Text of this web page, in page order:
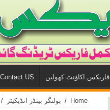
Contact US فاريكس اكاؤنٹ كھوليں
Home
/ بولنگر بینڈز انڈیکیٹر /